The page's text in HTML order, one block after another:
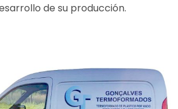
de su producción.